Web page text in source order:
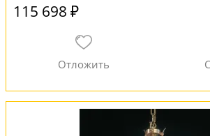
115 698 ₽